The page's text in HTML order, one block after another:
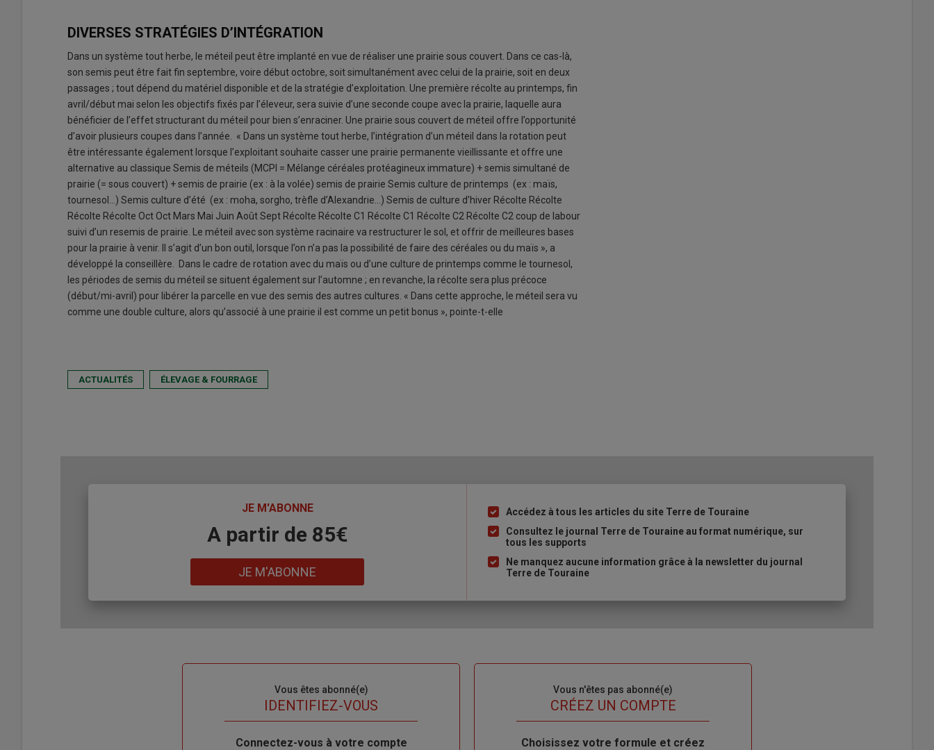
DIVERSES STRATÉGIES D’INTÉGRATION
Dans un système tout herbe, le méteil peut être implanté en vue de réaliser une prairie sous couvert. Dans ce cas-là,
son semis peut être fait fin septembre, voire début octobre, soit simultanément avec celui de la prairie, soit en deux
passages ; tout dépend du matériel disponible et de la stratégie d’exploitation. Une première récolte au printemps, fin
avril/début mai selon les objectifs fixés par l’éleveur, sera suivie d’une seconde coupe avec la prairie, laquelle aura
bénéficier de l’effet structurant du méteil pour bien s’enraciner. Une prairie sous couvert de méteil offre l’opportunité
d’avoir plusieurs coupes dans l’année. « Dans un système tout herbe, l’intégration d’un méteil dans la rotation peut
être intéressante également lorsque l’exploitant souhaite casser une prairie permanente vieillissante et offre une
alternative au classique Semis de méteils (MCPI = Mélange céréales protéagineux immature) + semis simultané de
prairie (= sous couvert) + semis de prairie (ex : à la volée) semis de prairie Semis culture de printemps (ex : maïs,
tournesol…) Semis culture d’été (ex : moha, sorgho, trèfle d’Alexandrie…) Semis de culture d’hiver Récolte Récolte
Récolte Récolte Oct Oct Mars Mai Juin Août Sept Récolte Récolte C1 Récolte C1 Récolte C2 Récolte C2 coup de labour
suivi d’un resemis de prairie. Le méteil avec son système racinaire va restructurer le sol, et offrir de meilleures bases
pour la prairie à venir. Il s’agit d’un bon outil, lorsque l’on n’a pas la possibilité de faire des céréales ou du maïs », a
développé la conseillère. Dans le cadre de rotation avec du maïs ou d’une culture de printemps comme le tournesol,
les périodes de semis du méteil se situent également sur l’automne ; en revanche, la récolte sera plus précoce
(début/mi-avril) pour libérer la parcelle en vue des semis des autres cultures. « Dans cette approche, le méteil sera vu
comme une double culture, alors qu’associé à une prairie il est comme un petit bonus », pointe-t-elle
ACTUALITÉS ÉLEVAGE & FOURRAGE
JE M'ABONNE
A partir de 85€
JE M'ABONNE
Liste
à
puce
Accédez à tous les articles du site Terre de Touraine
Consultez le journal Terre de Touraine au format numérique, sur
tous les supports
Ne manquez aucune information grâce à la newsletter du journal
Terre de Touraine
Vous êtes abonné(e)
IDENTIFIEZ-VOUS
Body
Connectez-vous à votre compte
Vous n'êtes pas abonné(e)
TITRECRÉEZ UN COMPTE
Body
Choisissez votre formule et créez